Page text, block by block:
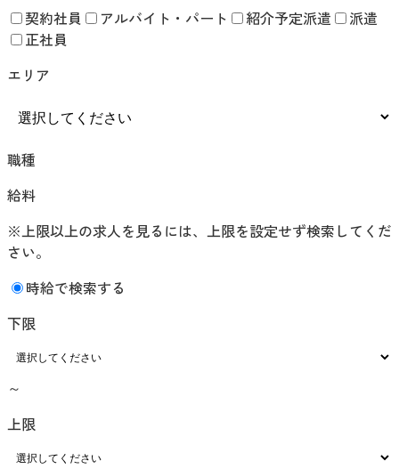
契約社員 アルバイト・パート 紹介予定派遣
派遣
正社員
エリア
職種
給料
※上限以上の求人を見るには、上限を設定せず検索してくだ
さい。
時給で検索する
下限
～
上限